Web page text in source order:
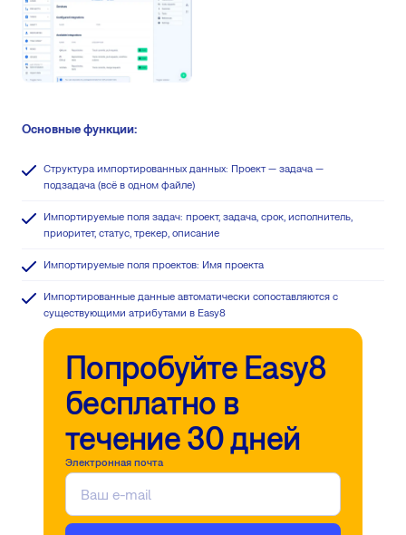
Основные функции:
Структура импортированных данных: Проект — задача —
подзадача (всё в одном файле)
Импортируемые поля задач: проект, задача, срок, исполнитель,
приоритет, статус, трекер, описание
Импортируемые поля проектов: Имя проекта
Импортированные данные автоматически сопоставляются с
существующими атрибутами в Easy8
Попробуйте Easy8
бесплатно в
течение 30 дней
Электронная почта